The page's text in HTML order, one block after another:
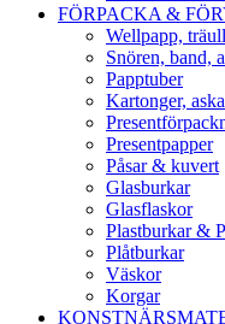
FÖRPACKA &
Wellpapp,
Snören, band,
Papptuber
Kartonger,
Presentpapper
Påsar & kuvert
Glasburkar
Glasflaskor
Plastburkar &
Plåtburkar
Väskor
Korgar